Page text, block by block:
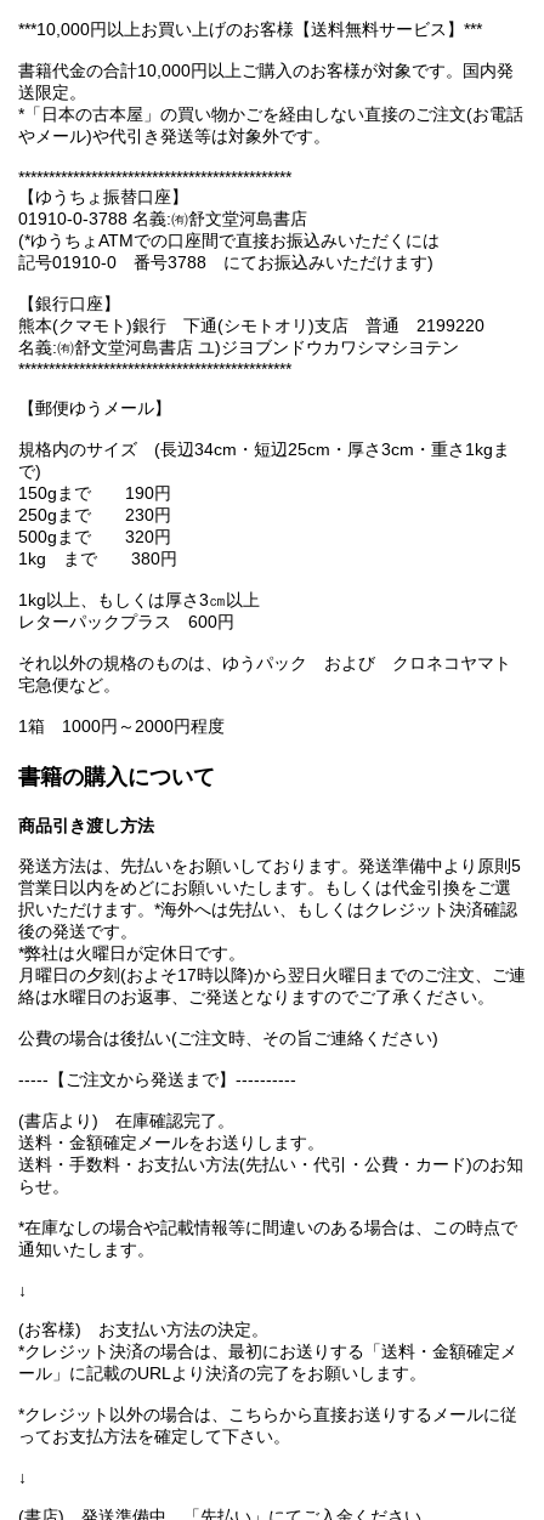
***10,000円以上お買い上げのお客様【送料無料サービス】***
書籍代金の合計10,000円以上ご購入のお客様が対象です。国内発
送限定。
*「日本の古本屋」の買い物かごを経由しない直接のご注文(お電話
やメール)や代引き発送等は対象外です。
*********************************************
【ゆうちょ振替口座】
01910-0-3788 名義:㈲舒文堂河島書店
(*ゆうちょATMでの口座間で直接お振込みいただくには
記号01910-0 番号3788 にてお振込みいただけます)
【銀行口座】
熊本(クマモト)銀行 下通(シモトオリ)支店 普通 2199220
名義:㈲舒文堂河島書店 ユ)ジヨブンドウカワシマシヨテン
*********************************************
【郵便ゆうメール】
規格内のサイズ (長辺34cm・短辺25cm・厚さ3cm・重さ1kgま
で)
150gまで 190円
250gまで 230円
500gまで 320円
1kg まで 380円
1kg以上、もしくは厚さ3㎝以上
レターパックプラス 600円
それ以外の規格のものは、ゆうパック および クロネコヤマト
宅急便など。
1箱 1000円～2000円程度
書籍の購入について
商品引き渡し方法
発送方法は、先払いをお願いしております。発送準備中より原則5
営業日以内をめどにお願いいたします。もしくは代金引換をご選
択いただけます。*海外へは先払い、もしくはクレジット決済確認
後の発送です。
*弊社は火曜日が定休日です。
月曜日の夕刻(およそ17時以降)から翌日火曜日までのご注文、ご連
絡は水曜日のお返事、ご発送となりますのでご了承ください。
公費の場合は後払い(ご注文時、その旨ご連絡ください)
-----【ご注文から発送まで】----------
(書店より) 在庫確認完了。
送料・金額確定メールをお送りします。
送料・手数料・お支払い方法(先払い・代引・公費・カード)のお知
らせ。
*在庫なしの場合や記載情報等に間違いのある場合は、この時点で
通知いたします。
↓
(お客様) お支払い方法の決定。
*クレジット決済の場合は、最初にお送りする「送料・金額確定メ
ール」に記載のURLより決済の完了をお願いします。
*クレジット以外の場合は、こちらから直接お送りするメールに従
ってお支払方法を確定して下さい。
↓